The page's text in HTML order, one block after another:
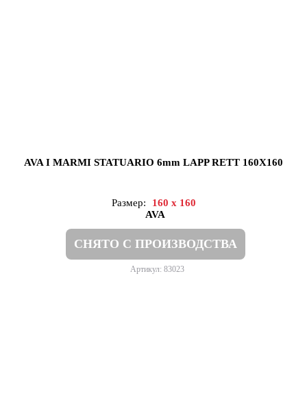
AVA I MARMI STATUARIO 6mm LAPP RETT 160X160
Размер:
160 x 160
AVA
СНЯТО С ПРОИЗВОДСТВА
Артикул: 83023